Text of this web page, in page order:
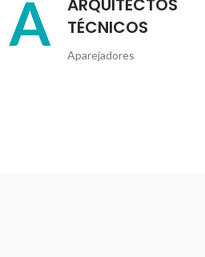
A
ARQUITECTOS
TÉCNICOS
Aparejadores